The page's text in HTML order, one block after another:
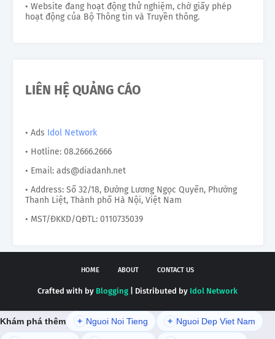
• Website đang hoạt động thử nghiệm, chờ giấy phép
hoạt động của Bộ Thông tin và Truyền thông.
LIÊN HỆ QUẢNG CÁO
• Ads Idol Network
• Hotline: 08.2666.2666
• Email: ads@diadanh.net
• Address: Số 32/18, Đường Lương Ngọc Quyến, Phường
Thanh Liệt, Thành phố Hà Nội, Việt Nam
• MST/ĐKKD/QĐTL: 0110735039
HOME ABOUT CONTACT US
Crafted with by Blogging | Distributed by Idol Network
Khám phá thêm + Nguoi Noi Tieng + Nguoi Dep Viet Nam